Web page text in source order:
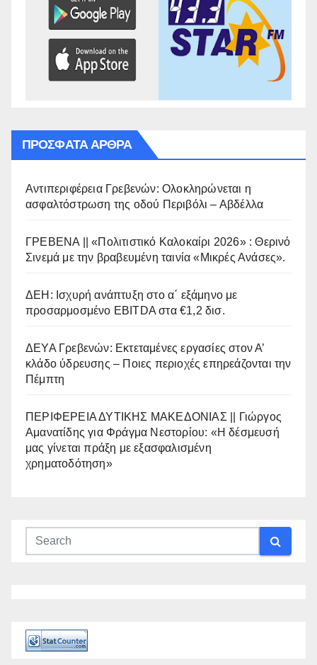
ΠΡΌΣΦΑΤΑ ΆΡΘΡΑ
Αντιπεριφέρεια Γρεβενών: Ολοκληρώνεται η
ασφαλτόστρωση της οδού Περιβόλι – Αβδέλλα
ΓΡΕΒΕΝΑ || «Πολιτιστικό Καλοκαίρι 2026» : Θερινό
Σινεμά με την βραβευμένη ταινία «Μικρές Ανάσες».
ΔΕΗ: Ισχυρή ανάπτυξη στο α΄ εξάμηνο με
προσαρμοσμένο EBITDA στα €1,2 δισ.
ΔΕΥΑ Γρεβενών: Εκτεταμένες εργασίες στον Α’
κλάδο ύδρευσης – Ποιες περιοχές επηρεάζονται την
Πέμπτη
ΠΕΡΙΦΕΡΕΙΑ ΔΥΤΙΚΗΣ ΜΑΚΕΔΟΝΙΑΣ || Γιώργος
Αμανατίδης για Φράγμα Νεστορίου: «Η δέσμευσή
μας γίνεται πράξη με εξασφαλισμένη
χρηματοδότηση»